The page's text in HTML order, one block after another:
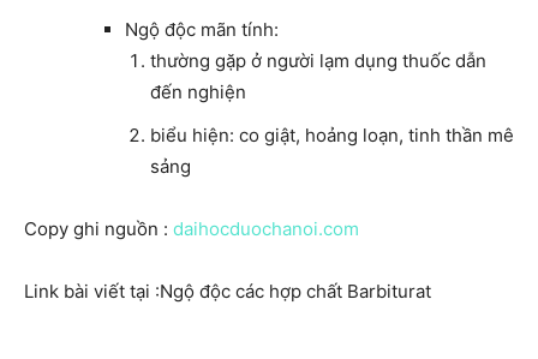
Ngộ độc mãn tính:
thường gặp ở người lạm dụng thuốc dẫn
đến nghiện
biểu hiện: co giật, hoảng loạn, tinh thần mê
sảng
Copy ghi nguồn : daihocduochanoi.com
Link bài viết tại :Ngộ độc các hợp chất Barbiturat